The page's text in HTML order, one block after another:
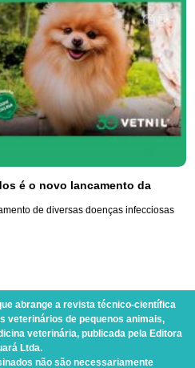
é o novo lancamento da
de diversas doenças infecciosas
abrange a revista técnico-científica
veterinários de pequenos animais,
veterinária, publicada pela Editora
Ltda.
não são necessariamente